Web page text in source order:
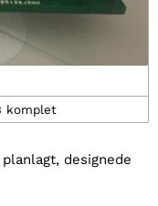
komplet
designede